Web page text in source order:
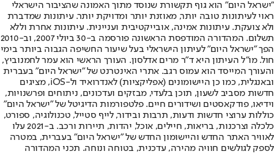
"ישראל היום" הוא גוף תקשורת שנוסד מתוך האמונה שהציבור הישראלי
ראוי לעיתונות טובה יותר, מאוזנת יותר ומדויקת יותר. עיתונות שמדברת
ולא צועקת. עיתונות אמינה, אובייקטיבית ועניינית. עיתונות אחרת וללא
תשלום. המהדורה המודפסת הראשונה פורסמה ב-30 ביולי 2007, וב-2010
הפך "ישראל היום" לעיתון הישראלי בעל שיעור החשיפה הגבוה ביותר בימי
חול. מו"ל העיתון היא ד"ר מרים אדלסון. העורך הראשי הוא עמר לחמנוביץ,
והעורך המייסד הוא עמוס רגב. אתרי האינטרנט של "ישראל היום" בעברית
ובאנגלית, כמו כן היישומונים (אפליקציות) לאנדרואיד ול-iOS, מציגים
חדשות מסביב לשעון, תוכן בלעדי, מבזקים ועדכונים, ניתוחים ופרשנויות,
וידיאו, פודקאסטים ושידורים חיים. פלטפורמות הדיגיטל של "ישראל היום"
כוללות ערוצי חדשות ודעות, תרבות ובידור, לייף סטייל, טכנולוגיה, ספורט,
כלכלה וצרכנות, בריאות, חיילים, אוכל, יהדות, תיירות ורכב. ב-2021 עלו
לאוויר האתר החדש והיישומון החדש של "ישראל היום" בעברית, במטרה
לספק לגולשים חוויה מהירה, עדכנית, בטוחה ונוחה. תכני המהדורה